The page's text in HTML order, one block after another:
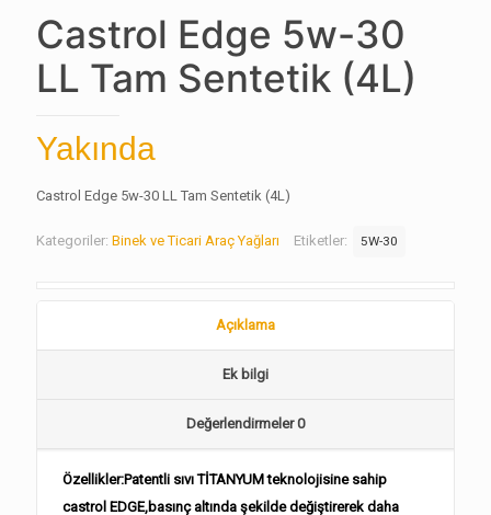
Castrol Edge 5w-30
LL Tam Sentetik (4L)
Yakında
Castrol Edge 5w-30 LL Tam Sentetik (4L)
Kategoriler: Binek ve Ticari Araç Yağları Etiketler: 5W-30
Açıklama
Ek bilgi
Değerlendirmeler0
Özellikler:Patentli sıvı TİTANYUM teknolojisine sahip
castrol EDGE,basınç altında şekilde değiştirerek daha